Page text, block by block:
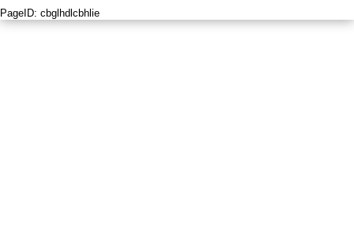
PageID: cbglhdlcbhlie